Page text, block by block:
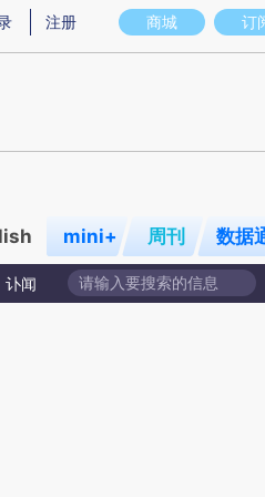
图存在偏差。不代表财新观点和立场。
商城 订
注册
mini+ 周刊 数据
讣闻